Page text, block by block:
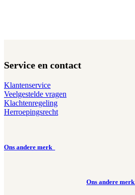
Service en contact
Klantenservice
Veelgestelde vragen
Klachtenregeling
Herroepingsrecht
Ons andere merk
Ons andere merk